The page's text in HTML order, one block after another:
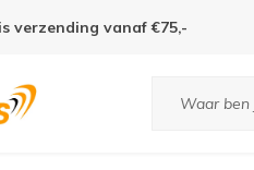
besteld, zelfde dag verzonden!